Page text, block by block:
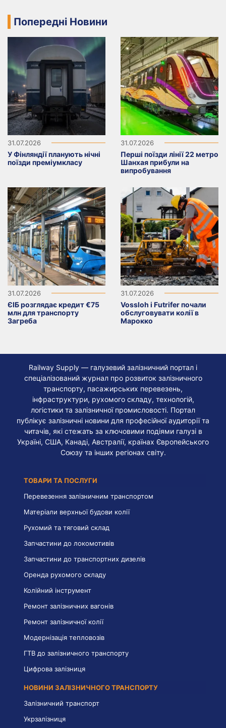
Попередні Новини
31.07.2026
У Фінляндії планують нічні
поїзди преміумкласу
31.07.2026
Перші поїзди лінії 22 метро
Шанхая прибули на
випробування
31.07.2026
ЄІБ розглядає кредит €75
млн для транспорту
Загреба
31.07.2026
Vossloh і Futrifer почали
обслуговувати колії в
Марокко
Railway Supply — галузевий залізничний портал і
спеціалізований журнал про розвиток залізничного
транспорту, пасажирських перевезень,
інфраструктури, рухомого складу, технологій,
логістики та залізничної промисловості. Портал
публікує залізничні новини для професійної аудиторії та
читачів, які стежать за ключовими подіями галузі в
Україні, США, Канаді, Австралії, країнах Європейського
Союзу та інших регіонах світу.
ТОВАРИ ТА ПОСЛУГИ
Перевезення залізничним транспортом
Матеріали верхньої будови колії
Рухомий та тяговий склад
Запчастини до локомотивів
Запчастини до транспортних дизелів
Оренда рухомого складу
Колійний інструмент
Ремонт залізничних вагонів
Ремонт залізничної колії
Модернізація тепловозів
ГТВ до залізничного транспорту
Цифрова залізниця
НОВИНИ ЗАЛІЗНИЧНОГО ТРАНСПОРТУ
Залізничний транспорт
Укрзалізниця